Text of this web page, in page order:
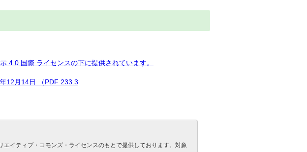
4.0 国際 ライセンスの下に提供されています。
12月14日 （PDF 233.3
イティブ・コモンズ・ライセンスのもとで提供しております。対象